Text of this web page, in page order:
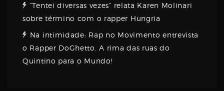
“Tentei diversas vezes” relata Karen Molinari
sobre término com o rapper Hungria
Na intimidade: Rap no Movimento entrevista
o Rapper DoGhetto. A rima das ruas do
Quintino para o Mundo!